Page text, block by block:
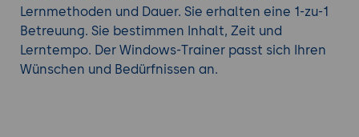
Lernmethoden und Dauer. Sie erhalten eine 1-zu-1
Betreuung. Sie bestimmen Inhalt, Zeit und
Lerntempo. Der Windows-Trainer passt sich Ihren
Wünschen und Bedürfnissen an.